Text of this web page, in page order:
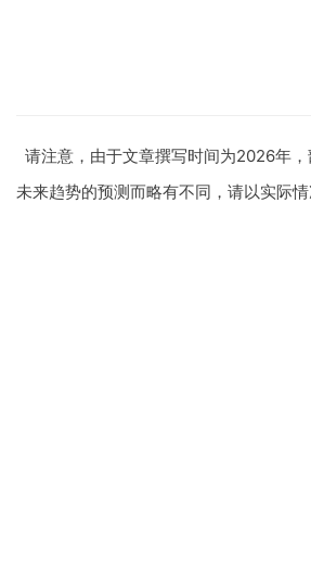
请注意，由于文章撰写时间为2026年
未来趋势的预测而略有不同，请以实际情